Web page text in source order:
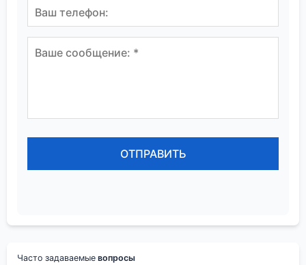
Часто задаваемые вопросы